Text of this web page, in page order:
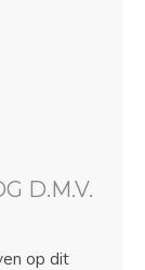
D.M.V.
op dit